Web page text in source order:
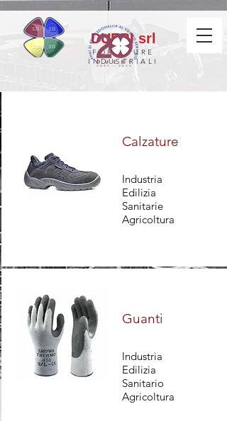
DUEBI srl
FORNITURE
INDUSTRIALI
Calzature
Industria
Edilizia
Sanitarie
Agricoltura
Guanti
Industria
Edilizia
Sanitario
Agricoltura